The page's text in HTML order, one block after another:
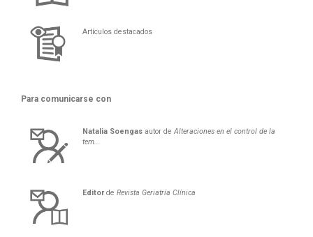
Artículos destacados
Para comunicarse con
Natalia Soengas autor de Alteraciones en el control de la
tem...
Editorde Revista Geriatría Clí­nica